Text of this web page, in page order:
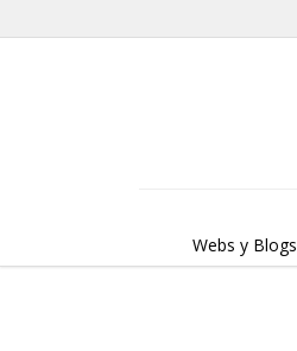
Menu
Webs y Blogs